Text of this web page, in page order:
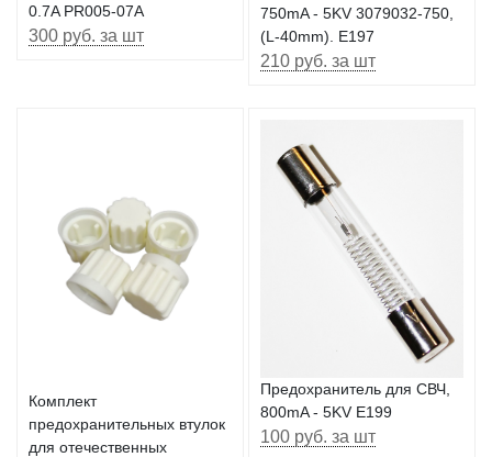
0.7A PR005-07A
300 руб. за шт
750mA - 5KV 3079032-750,
(L-40mm). E197
210 руб. за шт
Комплект
предохранительных втулок
для отечественных
Предохранитель для СВЧ,
800mA - 5KV E199
100 руб. за шт